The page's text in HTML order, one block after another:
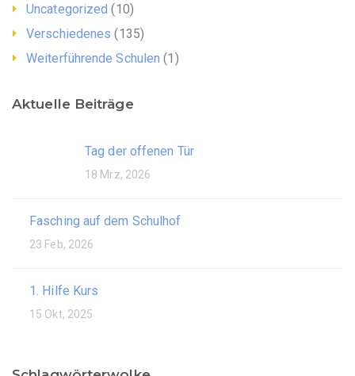
Uncategorized (10)
Verschiedenes (135)
Weiterführende Schulen (1)
Aktuelle Beiträge
Tag der offenen Tür
18 Mrz, 2026
Fasching auf dem Schulhof
23 Feb, 2026
1. Hilfe Kurs
15 Okt, 2025